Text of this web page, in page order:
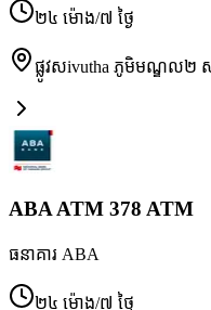
២៤ ម៉ោង/៧ ថ្ងៃ
ផ្លូវសivutha ភូមិមណ្ឌល២ ស
ABA ATM 378 ATM
ធនាគារ ABA
២៤ ម៉ោង/៧ ថ្ងៃ